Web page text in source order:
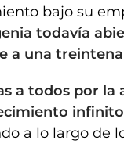
bajo su
todavía
a una
a todos por
a lo largo de